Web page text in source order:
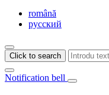
română
русский
Click to search
Notification bell